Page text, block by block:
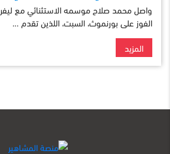
واصل محمد صلاح موسمه الاستثنائي مع
الفوز على بورنموث، السبت، اللذين تقدم …
المزيد